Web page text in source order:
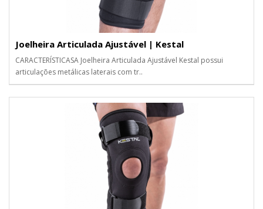
Joelheira Articulada Ajustável | Kestal
CARACTERÍSTICASA Joelheira Articulada Ajustável Kestal possui
articulações metálicas laterais com tr..